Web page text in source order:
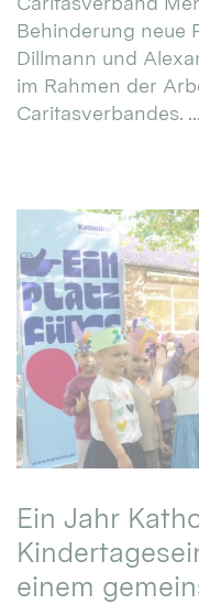
Behinderung neue
Dillmann und
im Rahmen der
Caritasverbandes. ...
Ein Jahr
einem